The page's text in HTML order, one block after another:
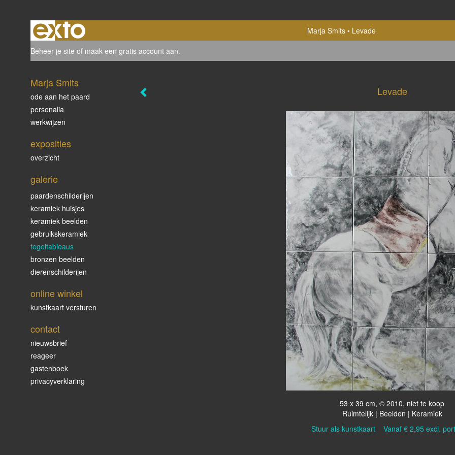
Marja Smits
Levade
Beheer je site of maak een gratis account aan.
Levade
53 x 39 cm, © 2010, niet te koop
Ruimtelijk | Beelden | Keramiek
Stuur als kunstkaart Vanaf € 2,95 excl.
Marja Smits
ode aan het paard
personalia
werkwijzen
exposities
overzicht
galerie
paardenschilderijen
keramiek huisjes
keramiek beelden
gebruikskeramiek
tegeltableaus
bronzen beelden
dierenschilderijen
online winkel
kunstkaart versturen
contact
nieuwsbrief
reageer
gastenboek
privacyverklaring